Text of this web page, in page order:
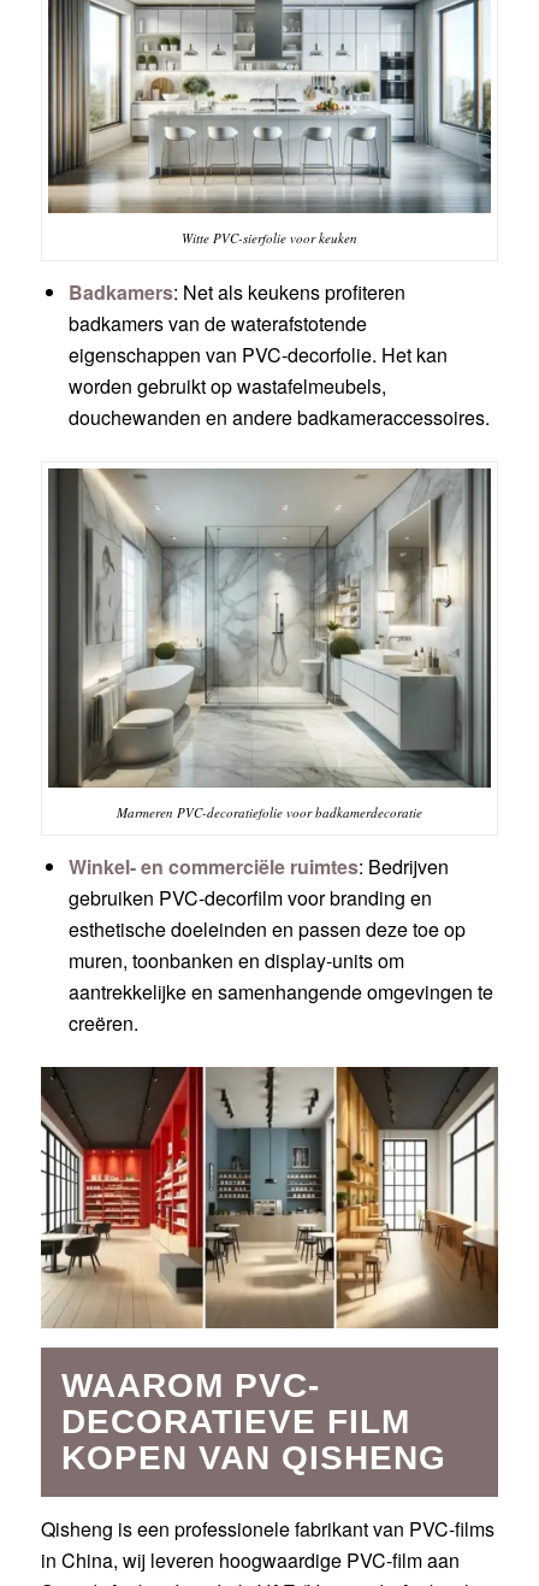
Witte PVC-sierfolie voor keuken
Badkamers: Net als keukens profiteren
badkamers van de waterafstotende
eigenschappen van PVC-decorfolie. Het kan
worden gebruikt op wastafelmeubels,
douchewanden en andere badkameraccessoires.
Marmeren PVC-decoratiefolie voor badkamerdecoratie
Winkel- en commerciële ruimtes: Bedrijven
gebruiken PVC-decorfilm voor branding en
esthetische doeleinden en passen deze toe op
muren, toonbanken en display-units om
aantrekkelijke en samenhangende omgevingen te
creëren.
WAAROM PVC-
DECORATIEVE FILM
KOPEN VAN QISHENG
Qisheng is een professionele fabrikant van PVC-films
in China, wij leveren hoogwaardige PVC-film aan